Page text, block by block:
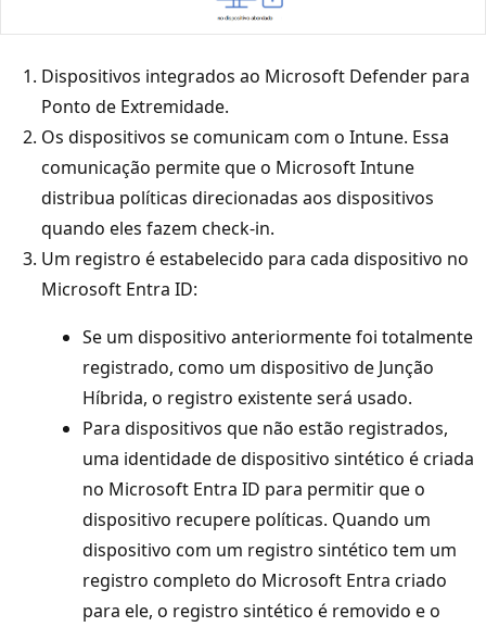
Dispositivos integrados ao Microsoft Defender para
Ponto de Extremidade.
Os dispositivos se comunicam com o Intune. Essa
comunicação permite que o Microsoft Intune
distribua políticas direcionadas aos dispositivos
quando eles fazem check-in.
Um registro é estabelecido para cada dispositivo no
Microsoft Entra ID:
Se um dispositivo anteriormente foi totalmente
registrado, como um dispositivo de Junção
Híbrida, o registro existente será usado.
Para dispositivos que não estão registrados,
uma identidade de dispositivo sintético é criada
no Microsoft Entra ID para permitir que o
dispositivo recupere políticas. Quando um
dispositivo com um registro sintético tem um
registro completo do Microsoft Entra criado
para ele, o registro sintético é removido e o